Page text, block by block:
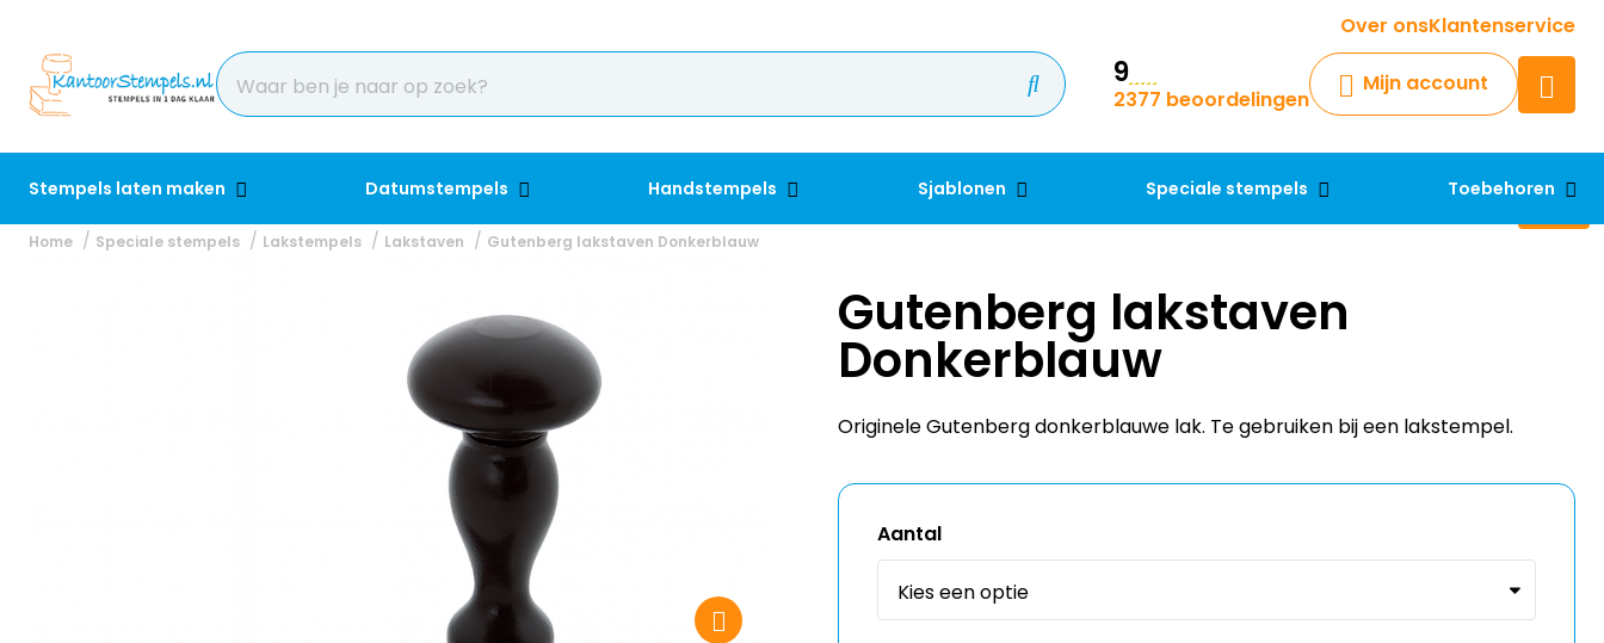
Over onsKlantenservice
9
2377 beoordelingen
Mijn account
Stempels laten maken Datumstempels Handstempels Sjablonen Speciale stempels Toebehoren
Krijg een antwoord op uw vraag
Chatbot
Chat 24/7 met onze chatbot
Contact
Home Speciale stempels Lakstempels Lakstaven Gutenberg lakstaven Donkerblauw
Gutenberg lakstaven
Donkerblauw
Originele Gutenberg donkerblauwe lak. Te gebruiken bij een lakstempel.
Aantal